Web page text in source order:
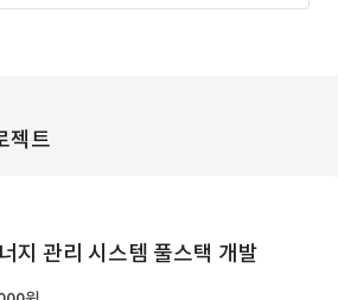
젝트
지 관리 시스템 풀스택 개발